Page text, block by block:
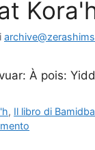
À pois:
, Il libro di